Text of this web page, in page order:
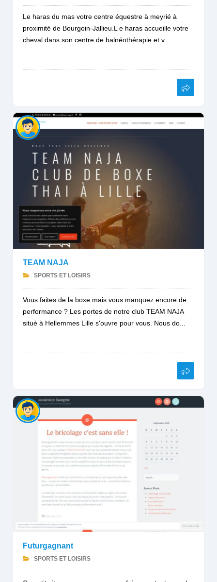
Le haras du mas votre centre équestre à meyrié à
proximité de Bourgoin-Jallieu.L e haras accueille votre
cheval dans son centre de balnéothérapie et v...
TEAM NAJA
SPORTS ET LOISIRS
Vous faites de la boxe mais vous manquez encore de
performance ? Les portes de notre club TEAM NAJA
situé à Hellemmes Lille s'ouvre pour vous. Nous do...
Futurgagnant
SPORTS ET LOISIRS